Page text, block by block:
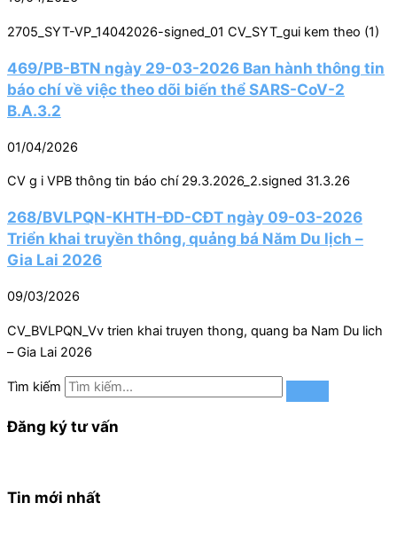
2705_SYT-VP_14042026-signed_01 CV_SYT_gui kem theo (1)
469/PB-BTN ngày 29-03-2026 Ban hành thông tin
báo chí về việc theo dõi biến thể SARS-CoV-2
B.A.3.2
01/04/2026
CV g i VPB thông tin báo chí 29.3.2026_2.signed 31.3.26
268/BVLPQN-KHTH-ĐD-CĐT ngày 09-03-2026
Triển khai truyền thông, quảng bá Năm Du lịch –
Gia Lai 2026
09/03/2026
CV_BVLPQN_Vv trien khai truyen thong, quang ba Nam Du lich
– Gia Lai 2026
Tìm kiếm
Đăng ký tư vấn
Tin mới nhất